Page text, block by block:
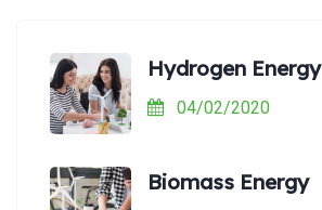
Hydrogen Energy
04/02/2020
Biomass Energy